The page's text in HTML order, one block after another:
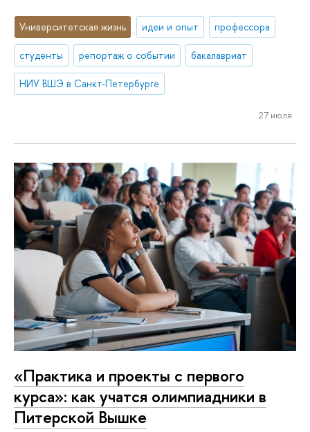
Университетская жизнь идеи и опыт профессора
студенты репортаж о событии бакалавриат
НИУ ВШЭ в Санкт-Петербурге
27 июля
«Практика и проекты с первого
курса»: как учатся олимпиадники в
Питерской Вышке